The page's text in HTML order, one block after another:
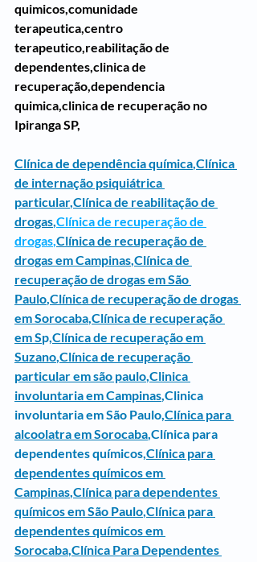
quimicos,comunidade
terapeutica,centro
terapeutico,reabilitação de
dependentes,clinica de
recuperação,dependencia
quimica,clinica de recuperação no
Ipiranga SP,
Clínica de dependência química,Clínica
de internação psiquiátrica
particular,Clínica de reabilitação de
drogas,Clínica de recuperação de
drogas,Clínica de recuperação de
drogas em Campinas,Clínica de
recuperação de drogas em São
Paulo,Clínica de recuperação de drogas
em Sorocaba,Clínica de recuperação
em Sp,Clínica de recuperação em
Suzano,Clínica de recuperação
particular em são paulo,Clinica
involuntaria em Campinas,Clinica
involuntaria em São Paulo,Clínica para
alcoolatra em Sorocaba,Clínica para
dependentes químicos,Clínica para
dependentes químicos em
Campinas,Clínica para dependentes
químicos em São Paulo,Clínica para
dependentes químicos em
Sorocaba,Clínica Para Dependentes